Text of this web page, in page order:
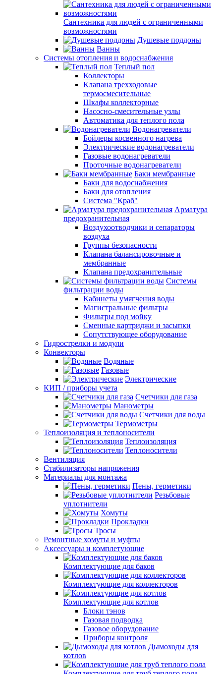
Сантехника для людей с ограниченными
возможностями
Душевые поддоны
Ванны
Системы отопления и водоснабжения
Теплый пол
Коллекторы
Клапана трехходовые
термосмесительные
Шкафы коллекторные
Насосно-смесительные узлы
Автоматика для теплого пола
Водонагреватели
Бойлеры косвенного нагрева
Электрические водонагреватели
Газовые водонагреватели
Проточные водонагреватели
Баки мембранные
Баки для водоснабжения
Баки для отопления
Система "Краб"
Арматура
предохранительная
Воздухоотводчики и сепараторы
воздуха
Группы безопасности
Клапана балансировочные и
мембранные
Клапана предохранительные
Системы
фильтрации воды
Кабинеты умягчения воды
Магистральные фильтры
Фильтры под мойку
Сменные картриджи и засыпки
Сопутствующее оборудование
Гидрострелки и модули
Конвекторы
Водяные
Газовые
Электрические
КИП / приборы учета
Счетчики для газа
Манометры
Счетчики для воды
Термометры
Теплоизоляция и теплоносители
Теплоизоляция
Теплоносители
Вентиляция
Стабилизаторы напряжения
Материалы для монтажа
Пены, герметики
Резьбовые
уплотнители
Хомуты
Прокладки
Тросы
Ремонтные хомуты и муфты
Аксессуары и комплетующие
Комплектующие для баков
Комплектующие для коллекторов
Комплектующие для котлов
Блоки тэнов
Газовая подводка
Газовое оборудование
Приборы контроля
Дымоходы для
котлов